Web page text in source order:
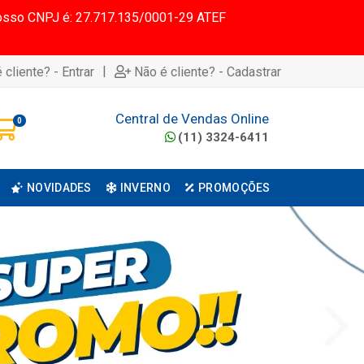
CNPJ é: 27.717.135/0001-29 ATEF
cliente? - Entrar | Não é cliente? - Cadastrar
0 Central de Vendas Online
(11) 3324-6411
NOVIDADES INVERNO PROMOÇÕES